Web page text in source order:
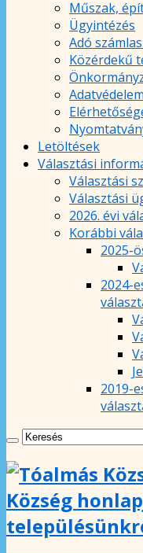
Műszak,
Ügyintézés
Adó
Közérdekű
Adatvédelem
Letöltések
Választási
Választási
Választási
2026. évi
Korábbi
2025-
2024-
2019-
Község